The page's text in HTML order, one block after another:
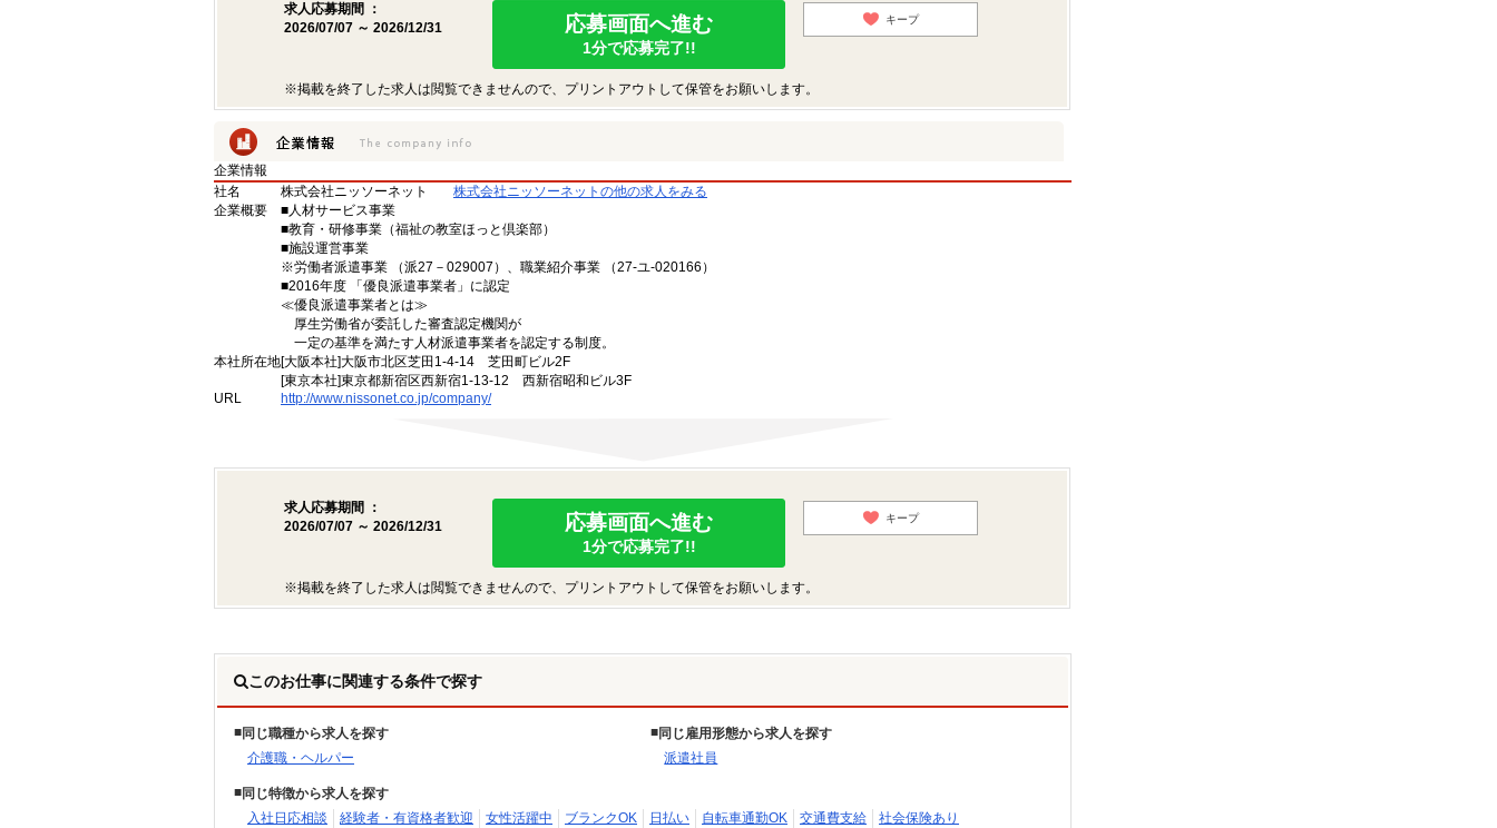
求人応募期間 ：
2026/07/07 ～ 2026/12/31
応募画面へ進む
1分で応募完了!!
キープ
※掲載を終了した求人は閲覧できませんので、プリントアウトして保管をお願いします。
企業情報
社名
株式会社ニッソーネット
株式会社ニッソーネットの他の求人をみる
企業概要
■人材サービス事業
■教育・研修事業（福祉の教室ほっと倶楽部）
■施設運営事業
※労働者派遣事業 （派27－029007）、職業紹介事業 （27-ユ-020166）
■2016年度 「優良派遣事業者」に認定
≪優良派遣事業者とは≫
厚生労働省が委託した審査認定機関が
一定の基準を満たす人材派遣事業者を認定する制度。
本社所在地[大阪本社]大阪市北区芝田1-4-14 芝田町ビル2F
[東京本社]東京都新宿区西新宿1-13-12 西新宿昭和ビル3F
URL
http://www.nissonet.co.jp/company/
求人応募期間 ：
2026/07/07 ～ 2026/12/31
応募画面へ進む
1分で応募完了!!
キープ
※掲載を終了した求人は閲覧できませんので、プリントアウトして保管をお願いします。
このお仕事に関連する条件で探す
同じ職種から求人を探す
介護職・ヘルパー
同じ雇用形態から求人を探す
派遣社員
同じ特徴から求人を探す
入社日応相談
経験者・有資格者歓迎 女性活躍中 ブランクOK 日払い 自転車通勤OK 交通費支給 社会保険あり